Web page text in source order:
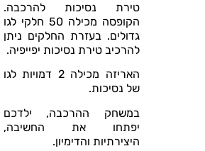
טירת נסיכות להרכבה.
הקופסה מכילה 50 חלקי לגו
גדולים. בעזרת החלקים ניתן
להרכיב טירת נסיכות יפייפיה.
האריזה מכילה 2 דמויות לגו
של נסיכות.
במשחק ההרכבה, ילדכם
יפתחו את החשיבה,
היצירתיות והדימיון.